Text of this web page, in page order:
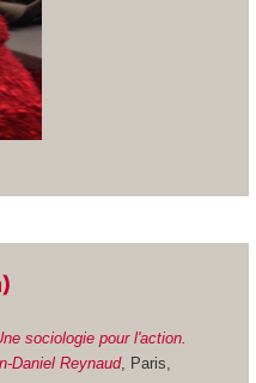
sociologie pour l'action.
Daniel Reynaud, Paris,